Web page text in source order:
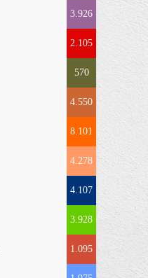
3.926
2.105
570
4.550
8.101
4.278
4.107
3.928
1.095